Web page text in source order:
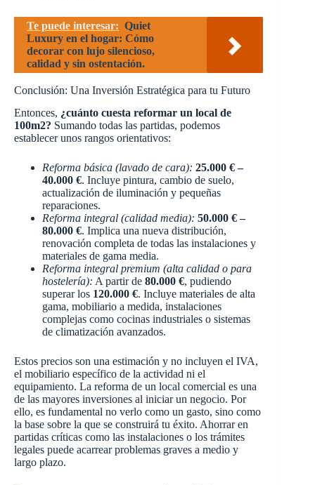
Te puede interesar: Quiet
Luxury en el hogar: Cómo
decorar con lujo silencioso,
calidad y sin ostentación.
Conclusión: Una Inversión Estratégica para tu Futuro
Entonces, ¿cuánto cuesta reformar un local de
100m2? Sumando todas las partidas, podemos
establecer unos rangos orientativos:
Reforma básica (lavado de cara): 25.000 € –
40.000 €. Incluye pintura, cambio de suelo,
actualización de iluminación y pequeñas
reparaciones.
Reforma integral (calidad media): 50.000 € –
80.000 €. Implica una nueva distribución,
renovación completa de todas las instalaciones y
materiales de gama media.
Reforma integral premium (alta calidad o para
hostelería): A partir de 80.000 €, pudiendo
superar los 120.000 €. Incluye materiales de alta
gama, mobiliario a medida, instalaciones
complejas como cocinas industriales o sistemas
de climatización avanzados.
Estos precios son una estimación y no incluyen el IVA,
el mobiliario específico de la actividad ni el
equipamiento. La reforma de un local comercial es una
de las mayores inversiones al iniciar un negocio. Por
ello, es fundamental no verlo como un gasto, sino como
la base sobre la que se construirá tu éxito. Ahorrar en
partidas críticas como las instalaciones o los trámites
legales puede acarrear problemas graves a medio y
largo plazo.